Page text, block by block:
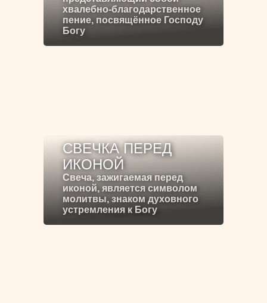
хвалебно-благодарственное
пение, посвящённое Господу
Богу
СВЕЧКА ПЕРЕД
ИКОНОЙ
Свеча, зажигаемая перед
иконой, является символом
молитвы, знаком духовного
устремления к Богу